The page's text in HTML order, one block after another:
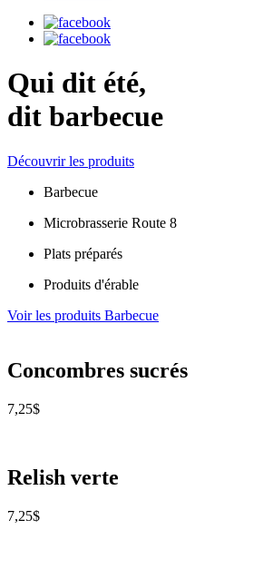
Qui dit été,
dit barbecue
Découvrir les produits
Barbecue
Microbrasserie Route 8
Plats préparés
Produits d'érable
Voir les produits Barbecue
Concombres sucrés
7,25$
Relish verte
7,25$